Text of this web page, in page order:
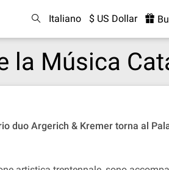
Italiano $ US Dollar
la Música
duo Argerich & Kremer torna al